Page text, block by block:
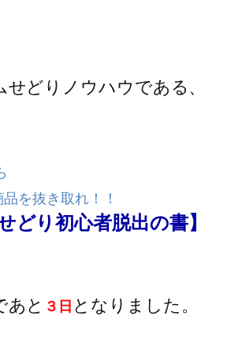
どりノウハウである、
を抜き取れ！！
どり初心者脱出の書】
あと ３日 となりました。